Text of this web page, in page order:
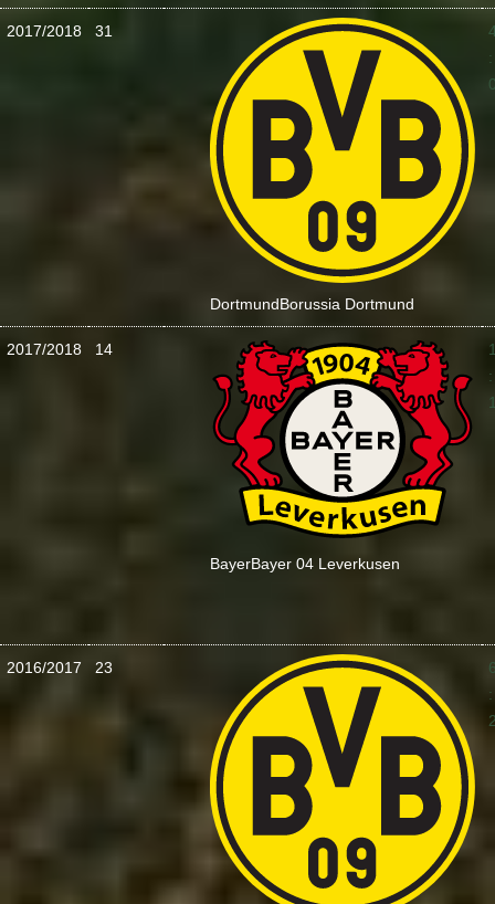
2017/2018 31
DortmundBorussia Dortmund
:
2017/2018 14
BayerBayer 04 Leverkusen
:
2016/2017 23
: